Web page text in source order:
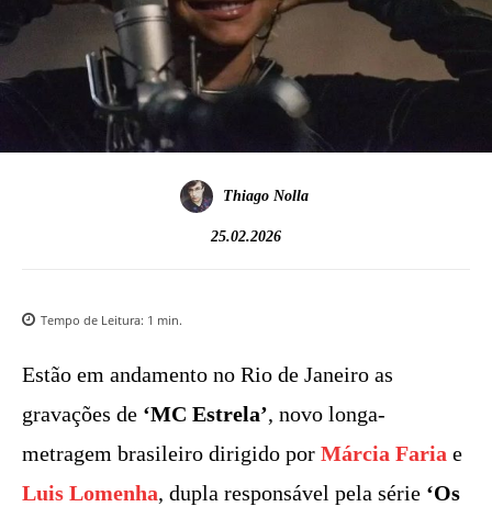
Thiago Nolla
25.02.2026
Tempo de Leitura: 1 min.
Estão em andamento no Rio de Janeiro as
gravações de ‘MC Estrela’, novo longa-
metragem brasileiro dirigido por Márcia Faria e
Luis Lomenha, dupla responsável pela série ‘Os